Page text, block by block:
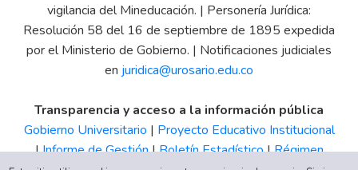
vigilancia del Mineducación. | Personería Jurídica:
Resolución 58 del 16 de septiembre de 1895 expedida
por el Ministerio de Gobierno. | Notificaciones judiciales
en juridica@urosario.edu.co
Transparencia y acceso a la información pública
Gobierno Universitario | Proyecto Educativo Institucional
|Informe de Gestión|Boletín Estadístico|Régimen